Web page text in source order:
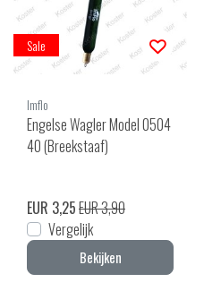
Sale
Imflo
Engelse Wagler Model 0504
40 (Breekstaaf)
EUR 3,25EUR 3,90
Vergelijk
Bekijken